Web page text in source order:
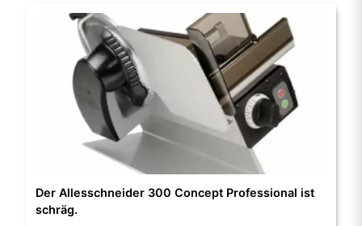
Der Allesschneider 300 Concept Professional ist
schräg.